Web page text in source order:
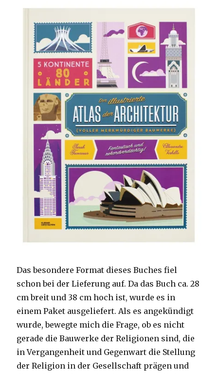
Das besondere Format dieses Buches fiel
schon bei der Lieferung auf. Da das Buch ca. 28
cm breit und 38 cm hoch ist, wurde es in
einem Paket ausgeliefert. Als es angekündigt
wurde, bewegte mich die Frage, ob es nicht
gerade die Bauwerke der Religionen sind, die
in Vergangenheit und Gegenwart die Stellung
der Religion in der Gesellschaft prägen und